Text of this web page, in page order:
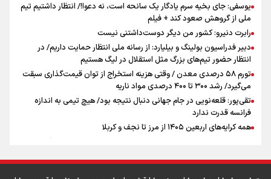
اینفو برنا / جدول کامل فاصله مرز شلمچه تا شهرهای زیارتی
عراق
یوسفی: جای بخیه سرم یادگار یک سانحه است، نه دعوا!/ انتظار داشتیم تیم
ملی از گروهش صعود کند + فیلم
رابرت دنیرو: کشور من دیگر دوست‌داشتنی نیست
دبیر فدراسیون بولینگ و بیلیارد: از رسانه ملی انتظار حمایت داریم/ در
انتظار حضور تیم‌های بزرگ مثل استقلال در لیگ هستیم
تورم ۵۸ درصدی معدن / وقتی هزینه استخراج از توان قیمت‌گذاری سبقت
می‌گیرد/ رشد ۳۰۰ تا ۴۰۰ درصدی مواد ناریه
تقی‌پور: قلعه‌نویی در جام جهانی دنبال نتیجه بود/ هیچ تیمی به اندازه
فرانسه قدرت ندارد
همه کرایه‌های اربعین ۱۴۰۵ از مرز تا نجف و کربلا
اربعین اولی‌ها حتما بخوانند!